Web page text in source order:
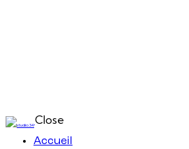
Close
Accueil